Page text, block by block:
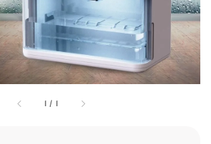
1 / 1